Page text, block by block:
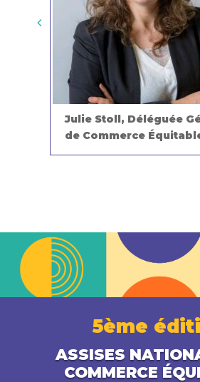
Julie Stoll, Déléguée
de Commerce
5ème
ASSISES
COMMERCE